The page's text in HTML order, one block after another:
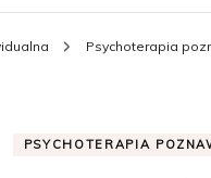
Psychoterapia
PSYCHOTERAPIA